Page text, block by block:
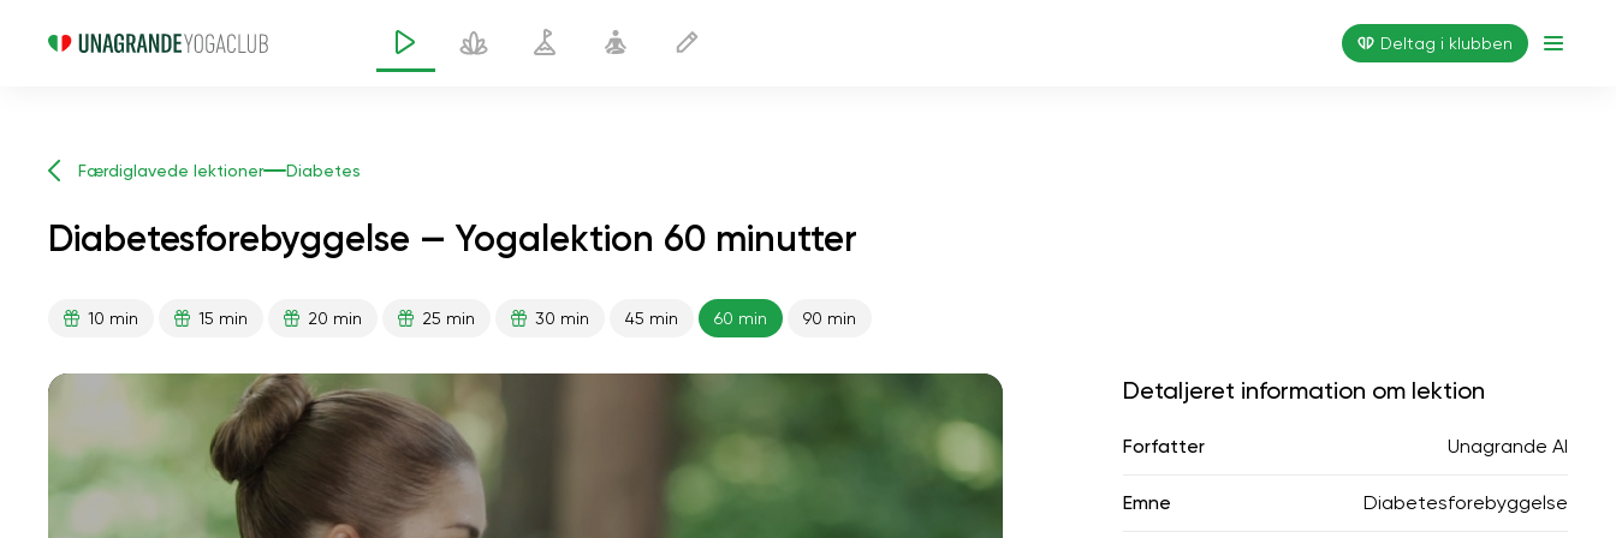
Deltag i klubben
Færdiglavede lektioner Diabetes
Diabetesforebyggelse — Yogalektion 60 minutter
10 min 15 min 20 min 25 min 30 min 45 min 60 min 90 min
Detaljeret information om lektion
Forfatter Unagrande AI
Emne Diabetesforebyggelse